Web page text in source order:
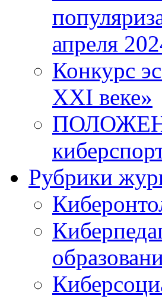
апреля
Конкурс
XXI веке»
Рубрики